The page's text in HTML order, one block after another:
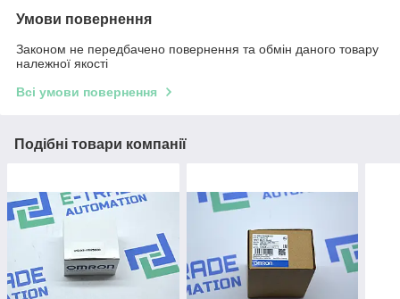
Умови повернення
Законом не передбачено повернення та обмін даного товару
належної якості
Всі умови повернення
Подібні товари компанії